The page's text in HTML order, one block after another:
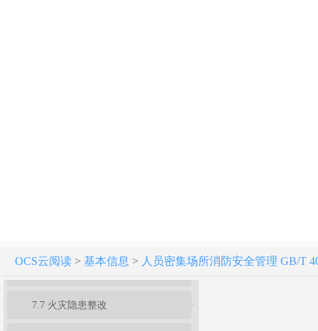
OCS云阅读> 基本信息 > 人员密集场所消防安全管理 GB/T
7.7 火灾隐患整改